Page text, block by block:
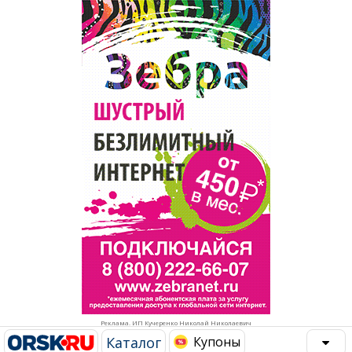
Реклама. ИП Кучеренко Николай Николаевич
Каталог Купоны
Рестораны, кафе, бары
Развлечения и отдых
Спорт Фитнес
Недвижимость
Красота Косметология
Торговля
Бизнес и финансы
Юристы, Экспертиза, Страхование
Ремонт
Социальные организации
Это интересно
Администрация
Популярное →